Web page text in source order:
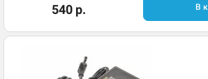
540 р. В